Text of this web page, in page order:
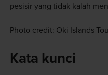
pesisir yang tidak kalah
Photo credit: Oki Islands
Kata kunci